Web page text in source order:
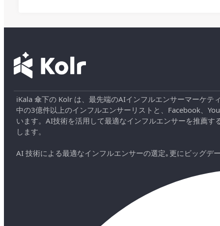
iKala 傘下の Kolr は、最先端のAIインフルエンサーマーケ
中の3億件以上のインフルエンサーリストと、Facebook、
います。AI技術を活用して最適なインフルエンサーを推薦
します。
AI 技術による最適なインフルエンサーの選定｡更にビッグデ